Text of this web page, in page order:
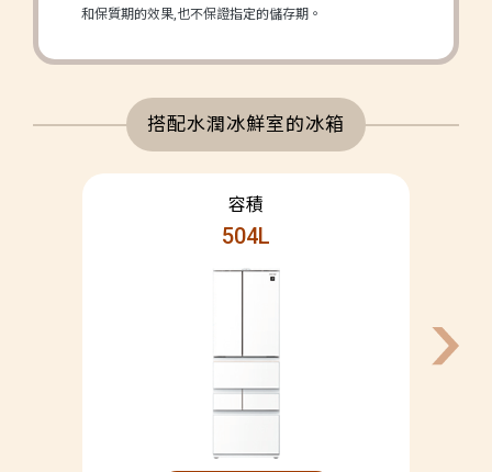
和保質期的效果,也不保證指定的儲存期。
搭配水潤冰鮮室的冰箱
504L